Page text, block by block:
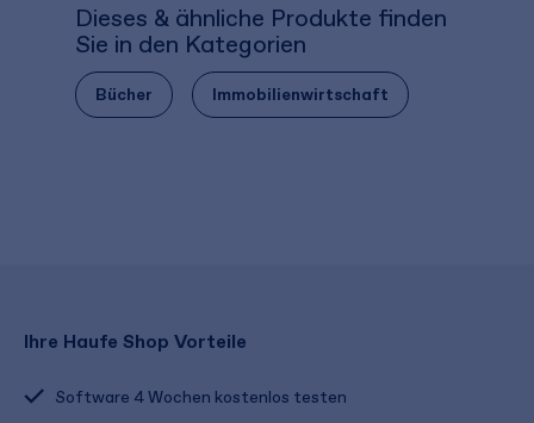
Dieses & ähnliche Produkte finden
Sie in den Kategorien
Bücher Immobilienwirtschaft
Ihre Haufe Shop Vorteile
Software 4 Wochen kostenlos testen